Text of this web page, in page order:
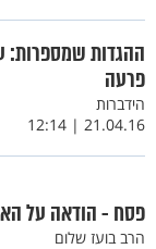
ההגדות שמספרות:
פרעה
הידברות
21.04.16 | 12:14
פסח - הודאה על
הרב בועז שלום